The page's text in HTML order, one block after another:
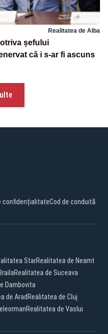
Realitatea de Alba
șefului
că i s-ar fi ascuns
confidențialitateCod de conduită
StarRealitatea de Neamt
Realitatea de Suceava
Dambovita
de Arad Realitatea de Cluj
Realitatea de Vaslui